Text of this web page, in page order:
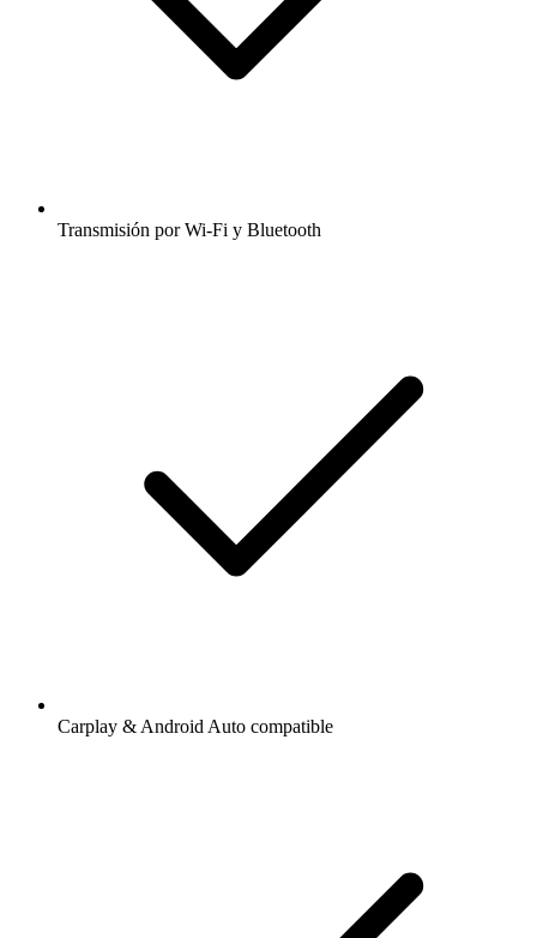
Transmisión por Wi-Fi y Bluetooth
Carplay & Android Auto compatible